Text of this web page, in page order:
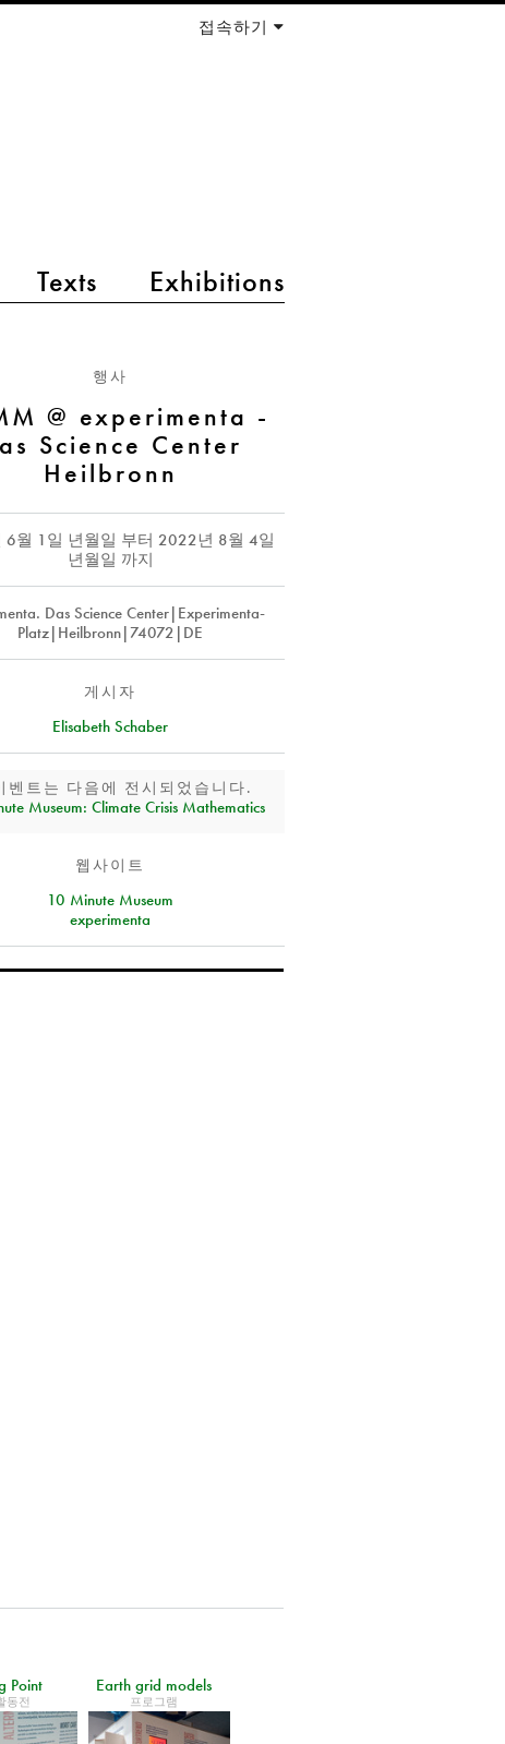
Texts Exhibitions
접속하기
행사
@ experimenta -
Science Center
Heilbronn
6월 1일 년월일 부터 2022년 8월 4일
년월일 까지
Das Science Center|Experimenta-
Platz|Heilbronn|74072|DE
게시자
Elisabeth Schaber
벤트는 다음에 전시되었습니다.
Museum: Climate Crisis Mathematics
웹사이트
10 Minute Museum
experimenta
Point
동전
Earth grid models
프로그램